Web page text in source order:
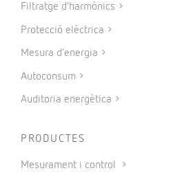
Filtratge d’harmònics
Protecció elèctrica
Mesura d’energia
Autoconsum
Auditoria energètica
PRODUCTES
Mesurament i control